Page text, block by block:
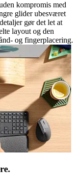
kompromis med
glider ubesværet
gør det let at
layout og den
og fingerplacering.